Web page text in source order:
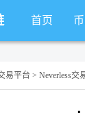
首页
易平台 > Neverless交